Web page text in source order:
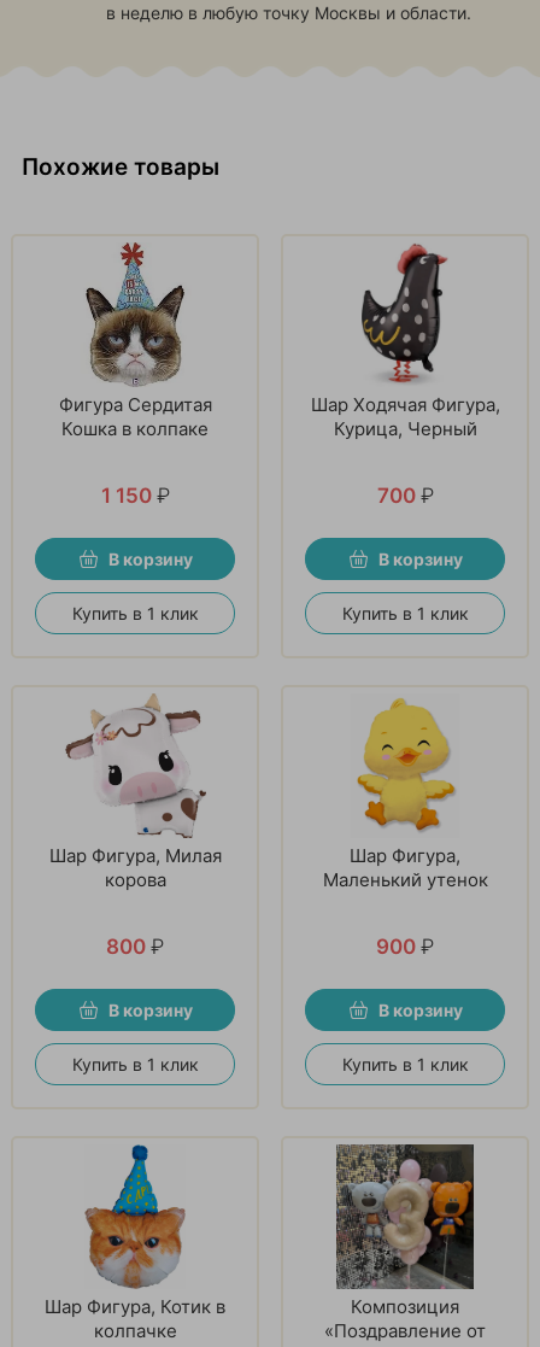
в неделю в любую точку Москвы и области.
Похожие товары
Фигура Сердитая
Кошка в колпаке
1 150 ₽
В корзину
Купить в 1 клик
Шар Ходячая Фигура,
Курица, Черный
700 ₽
В корзину
Купить в 1 клик
Шар Фигура, Милая
корова
800 ₽
В корзину
Купить в 1 клик
Шар Фигура,
Маленький утенок
900 ₽
В корзину
Купить в 1 клик
Шар Фигура, Котик в
колпачке
Композиция
«Поздравление от